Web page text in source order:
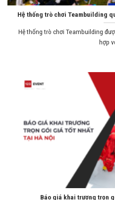
Hệ thống trò chơi Teambuilding
Hệ thống trò chơi Teambuilding
hợp
Báo giá khai trương trọn